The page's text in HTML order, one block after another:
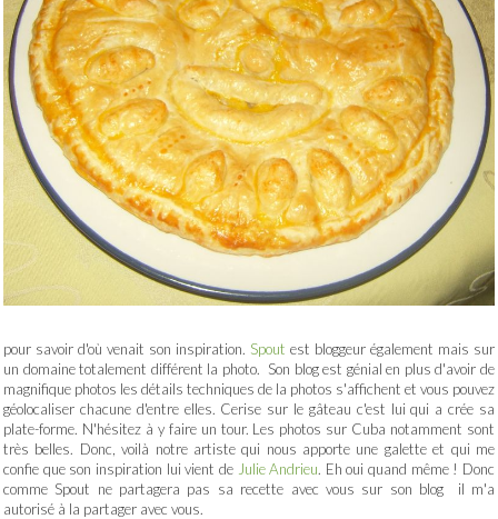
pour savoir d'où venait son inspiration. Spout est bloggeur également mais sur
un domaine totalement différent la photo. Son blog est génial en plus d'avoir de
magnifique photos les détails techniques de la photos s'affichent et vous pouvez
géolocaliser chacune d'entre elles. Cerise sur le gâteau c'est lui qui a crée sa
plate-forme. N'hésitez à y faire un tour. Les photos sur Cuba notamment sont
très belles. Donc, voilà notre artiste qui nous apporte une galette et qui me
confie que son inspiration lui vient de Julie Andrieu. Eh oui quand même ! Donc
comme Spout ne partagera pas sa recette avec vous sur son blog il m'a
autorisé à la partager avec vous.